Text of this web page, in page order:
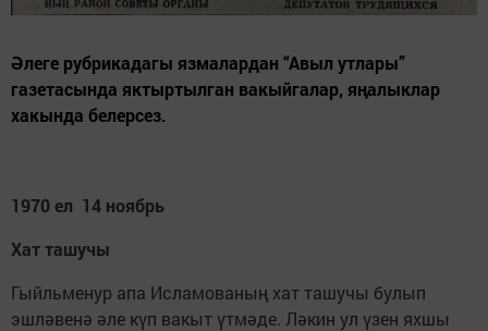
Әлеге рубрикадагы язмалардан “Авыл утлары”
газетасында яктыртылган вакыйгалар, яңалыклар
хакында белерсез.
1970 ел 14 ноябрь
Хат ташучы
Гыйльменур апа Исламованың хат ташучы булып
эшләвенә әле күп вакыт үтмәде. Ләкин ул үзен яхшы